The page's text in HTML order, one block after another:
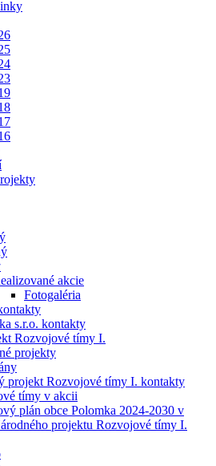
akcie
Fotogaléria
s.r.o. kontakty
Rozvojové tímy I.
projekty
projekt Rozvojové tímy I. kontakty
tímy v akcii
plán obce Polomka 2024-2030 v
projektu Rozvojové tímy I.